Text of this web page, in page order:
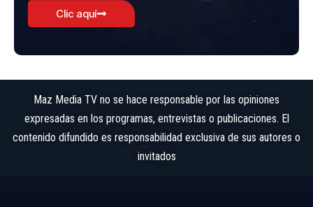
Clic aquí
Maz Media TV no se hace responsable por las opiniones
expresadas en los programas, entrevistas o publicaciones. El
contenido difundido es responsabilidad exclusiva de sus autores o
invitados